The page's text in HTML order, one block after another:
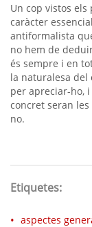
Un cop vistos els
caràcter
antiformalista
no hem de
és sempre i en
la naturalesa del
per apreciar-ho,
concret seran les
no.
Etiquetes:
aspectes